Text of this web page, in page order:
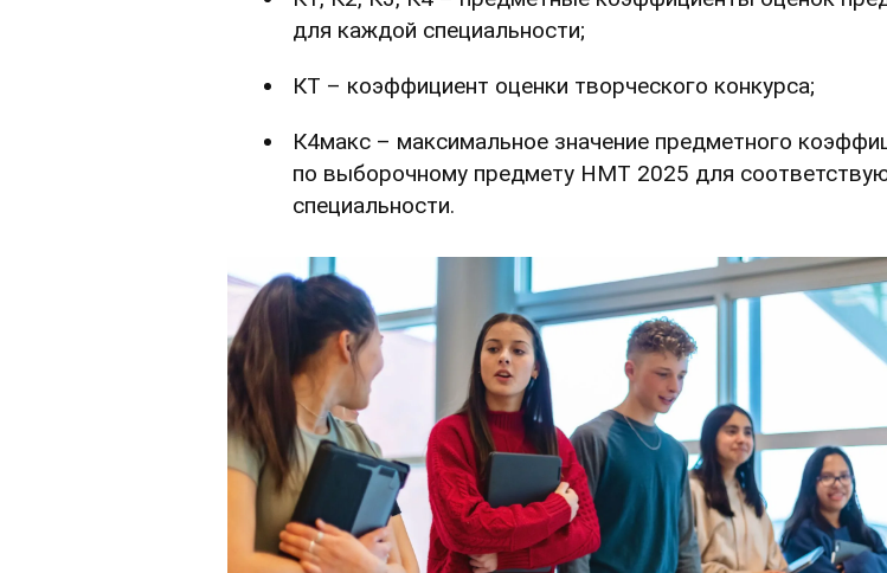
для каждой специальности;
КТ – коэффициент оценки творческого конкурса;
К4макс – максимальное значение предметного
по выборочному предмету НМТ 2025 для
специальности.